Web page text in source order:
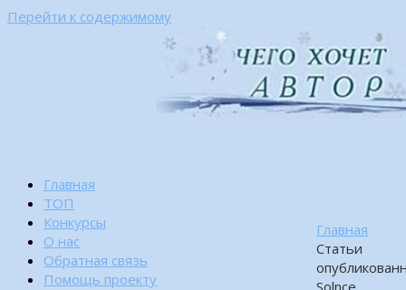
Перейти к содержимому
Главная
ТОП
Конкурсы
О нас
Обратная связь
Помощь проекту
Главная
Статьи
Solnce